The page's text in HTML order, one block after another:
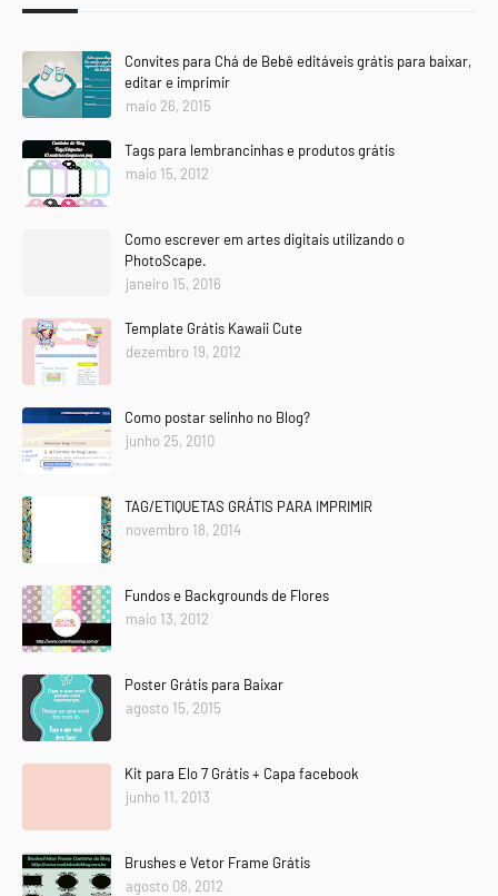
Convites para Chá de Bebê editáveis grátis para baixar,
editar e imprimir
maio 26, 2015
Tags para lembrancinhas e produtos grátis
maio 15, 2012
Como escrever em artes digitais utilizando o
PhotoScape.
janeiro 15, 2016
Template Grátis Kawaii Cute
dezembro 19, 2012
Como postar selinho no Blog?
junho 25, 2010
TAG/ETIQUETAS GRÁTIS PARA IMPRIMIR
novembro 18, 2014
Fundos e Backgrounds de Flores
maio 13, 2012
Poster Grátis para Baixar
agosto 15, 2015
Kit para Elo 7 Grátis + Capa facebook
junho 11, 2013
Brushes e Vetor Frame Grátis
agosto 08, 2012